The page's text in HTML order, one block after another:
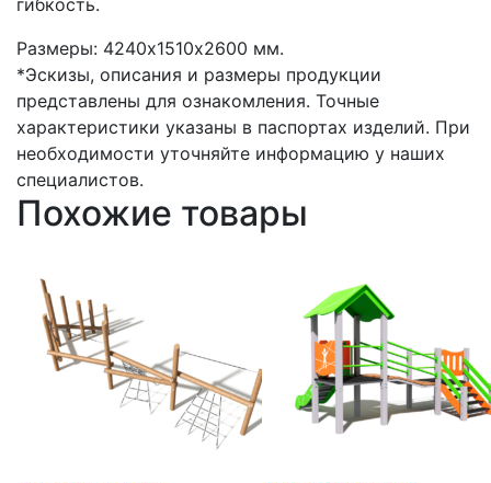
гибкость.
Размеры: 4240х1510х2600 мм.
*Эскизы, описания и размеры продукции
представлены для ознакомления. Точные
характеристики указаны в паспортах изделий. При
необходимости уточняйте информацию у наших
специалистов.
Похожие товары